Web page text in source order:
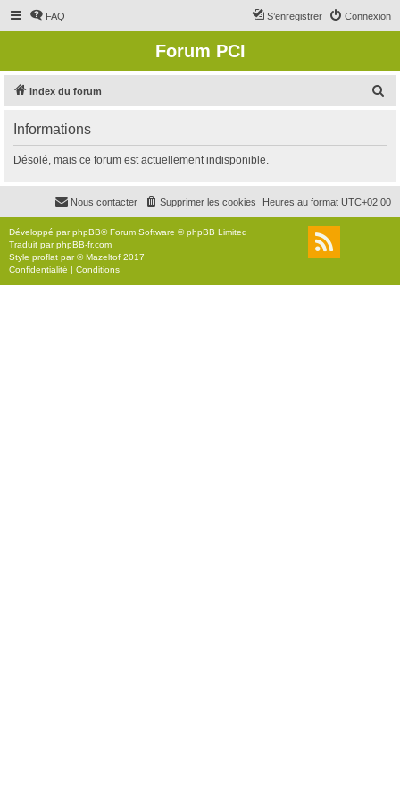
FAQ Connexion
S’enregistrer
Forum PCI
Index du forum
r
c
r
Informations
Désolé, mais ce forum est actuellement indisponible.
Heures au format UTC+02:00
Supprimer les cookies
Nous contacter
Développé parphpBB® Forum Software © phpBB Limited
Traduit parphpBB-fr.com
Style proflat par ©Mazeltof 2017
Confidentialité | Conditions